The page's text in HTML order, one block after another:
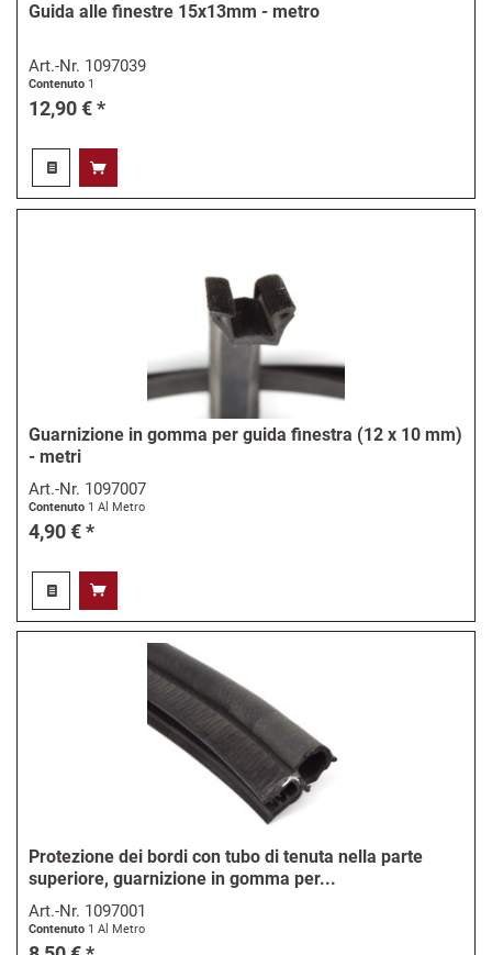
Guida alle finestre 15x13mm - metro
Art.-Nr. 1097039
Contenuto 1
12,90 € *
Guarnizione in gomma per guida finestra (12 x 10 mm)
- metri
Art.-Nr. 1097007
Contenuto 1 Al Metro
4,90 € *
Protezione dei bordi con tubo di tenuta nella parte
superiore, guarnizione in gomma per...
Art.-Nr. 1097001
Contenuto 1 Al Metro